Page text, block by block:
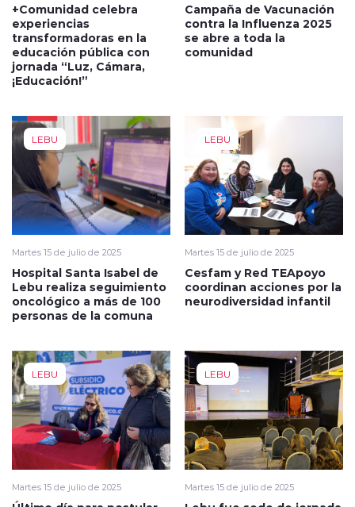
+Comunidad celebra
experiencias
transformadoras en la
educación pública con
jornada “Luz, Cámara,
¡Educación!”
Campaña de Vacunación
contra la Influenza 2025
se abre a toda la
comunidad
LEBU
Martes 15 de julio de 2025
Hospital Santa Isabel de
Lebu realiza seguimiento
oncológico a más de 100
personas de la comuna
LEBU
Martes 15 de julio de 2025
Cesfam y Red TEApoyo
coordinan acciones por la
neurodiversidad infantil
LEBU
Martes 15 de julio de 2025
LEBU
Martes 15 de julio de 2025